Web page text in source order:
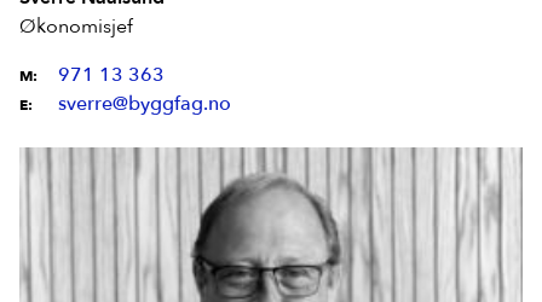
Økonomisjef
M: 971 13 363
E: sverre@byggfag.no